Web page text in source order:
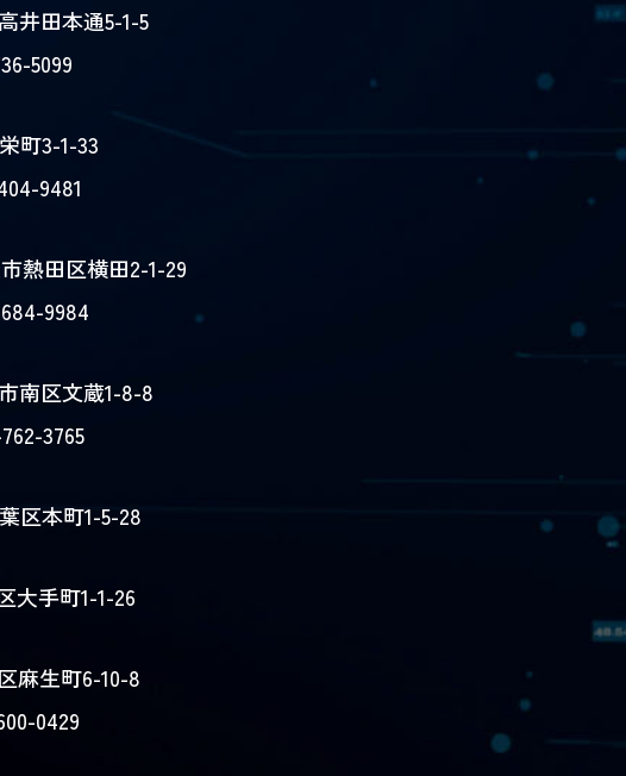
井田本通5-1-5
5099
町3-1-33
9481
熱田区横田2-1-29
9984
南区文蔵1-8-8
3765
区本町1-5-28
大手町1-1-26
麻生町6-10-8
0429